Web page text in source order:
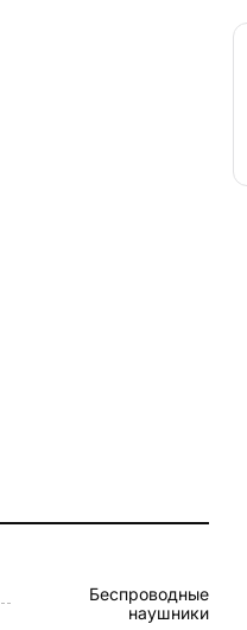
Беспроводные
наушники